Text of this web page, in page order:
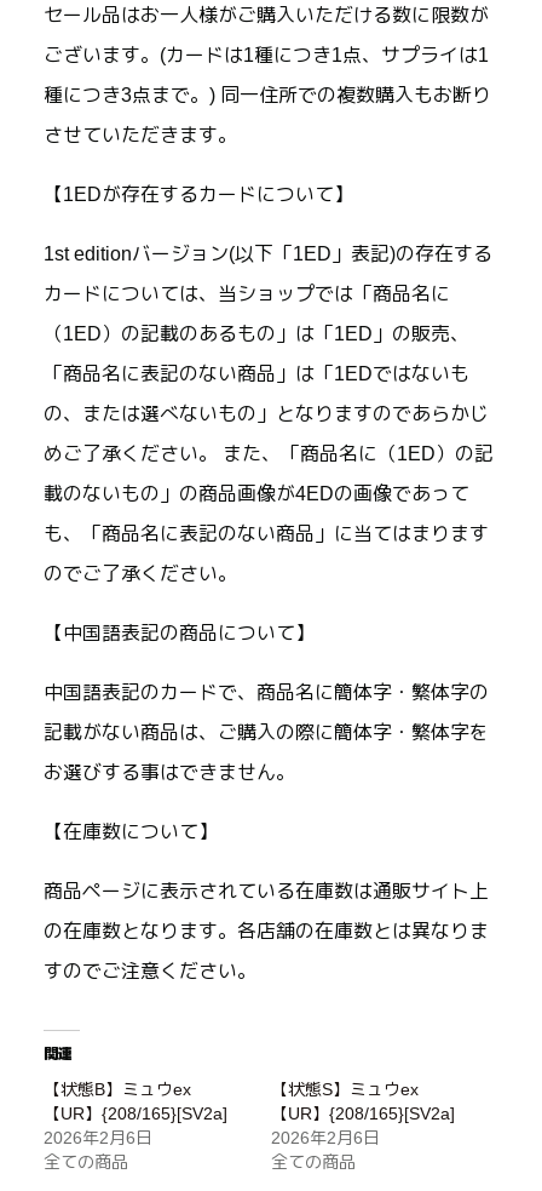
セール品はお一人様がご購入いただける数に限数が
ございます。(カードは1種につき1点、サプライは1
種につき3点まで。) 同一住所での複数購入もお断り
させていただきます。
【1EDが存在するカードについて】
1st editionバージョン(以下「1ED」表記)の存在する
カードについては、当ショップでは「商品名に
（1ED）の記載のあるもの」は「1ED」の販売、
「商品名に表記のない商品」は「1EDではないも
の、または選べないもの」となりますのであらかじ
めご了承ください。 また、「商品名に（1ED）の記
載のないもの」の商品画像が4EDの画像であって
も、「商品名に表記のない商品」に当てはまります
のでご了承ください。
【中国語表記の商品について】
中国語表記のカードで、商品名に簡体字・繁体字の
記載がない商品は、ご購入の際に簡体字・繁体字を
お選びする事はできません。
【在庫数について】
商品ページに表示されている在庫数は通販サイト上
の在庫数となります。各店舗の在庫数とは異なりま
すのでご注意ください。
関連
【状態B】ミュウex
【UR】{208/165}[SV2a]
2026年2月6日
全ての商品
【状態S】ミュウex
【UR】{208/165}[SV2a]
2026年2月6日
全ての商品